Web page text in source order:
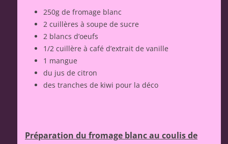
250g de fromage blanc
2 cuillères à soupe de sucre
2 blancs d’oeufs
1/2 cuillère à café d’extrait de vanille
1 mangue
du jus de citron
des tranches de kiwi pour la déco
Préparation du fromage blanc au coulis de